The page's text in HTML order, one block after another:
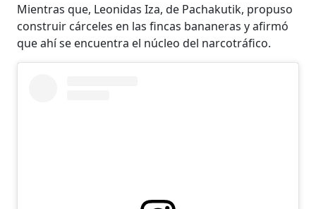
Mientras que, Leonidas Iza, de Pachakutik, propuso
construir cárceles en las fincas bananeras y afirmó
que ahí se encuentra el núcleo del narcotráfico.